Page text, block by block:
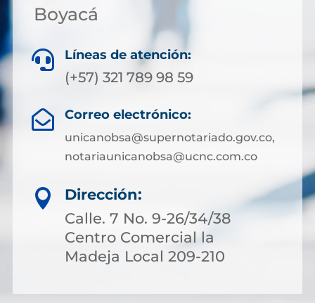
Boyacá
 Líneas de atención:
(+57) 321 789 98 59
 Correo electrónico:
unicanobsa@supernotariado.gov.co,
notariaunicanobsa@ucnc.com.co

Dirección:
Calle. 7 No. 9-26/34/38
Centro Comercial la
Madeja Local 209-210